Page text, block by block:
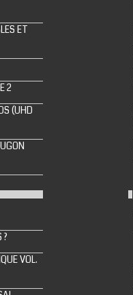
ET
2
(UHD
?
VOL.